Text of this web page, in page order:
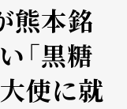
熊本銘
「黒糖
使に就